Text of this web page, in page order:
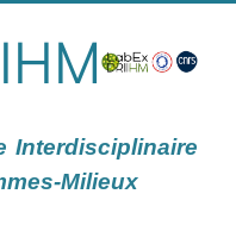
Interdisciplinaire
Milieux